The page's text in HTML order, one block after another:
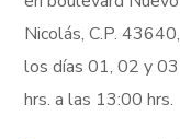
Nicolás, C.P.
los días 01, 02 y
hrs. a las 13:00 hrs.